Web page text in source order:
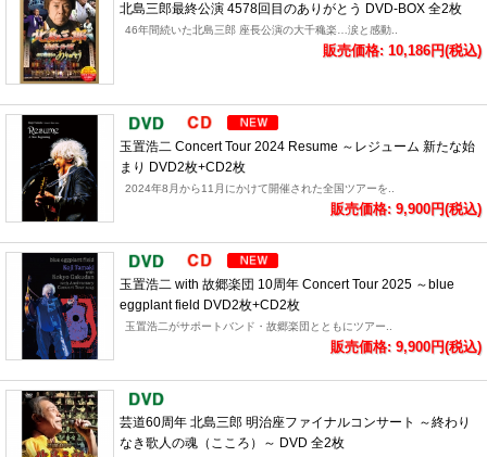
北島三郎最終公演 4578回目のありがとう DVD-BOX 全2枚
46年間続いた北島三郎 座長公演の大千穐楽…涙と感動..
販売価格: 10,186円(税込)
玉置浩二 Concert Tour 2024 Resume ～レジューム 新たな始
まり DVD2枚+CD2枚
2024年8月から11月にかけて開催された全国ツアーを..
販売価格: 9,900円(税込)
玉置浩二 with 故郷楽団 10周年 Concert Tour 2025 ～blue
eggplant field DVD2枚+CD2枚
玉置浩二がサポートバンド・故郷楽団とともにツアー..
販売価格: 9,900円(税込)
芸道60周年 北島三郎 明治座ファイナルコンサート ～終わり
なき歌人の魂（こころ）～ DVD 全2枚